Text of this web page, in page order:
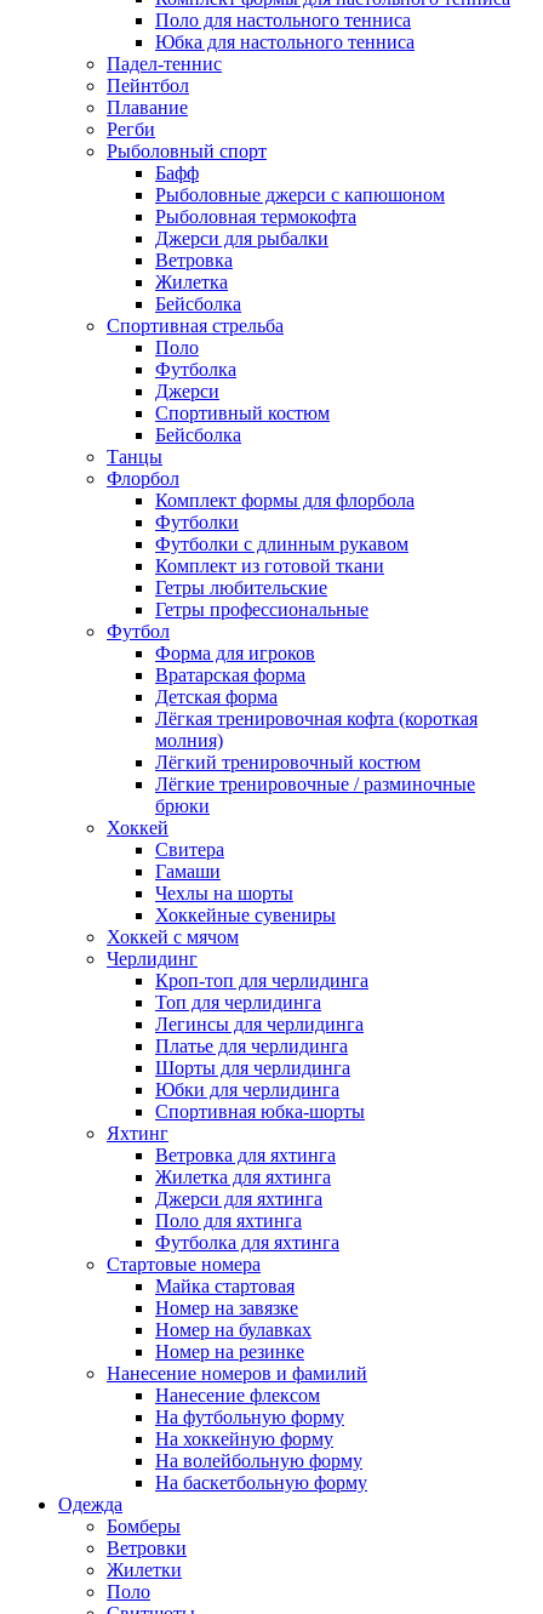
Поло для настольного тенниса
Юбка для настольного тенниса
Падел-теннис
Пейнтбол
Плавание
Регби
Рыболовный спорт
Бафф
Рыболовные джерси с капюшоном
Рыболовная термокофта
Джерси для рыбалки
Ветровка
Жилетка
Бейсболка
Спортивная стрельба
Поло
Футболка
Джерси
Спортивный костюм
Бейсболка
Танцы
Флорбол
Комплект формы для флорбола
Футболки
Футболки с длинным рукавом
Комплект из готовой ткани
Гетры любительские
Гетры профессиональные
Футбол
Форма для игроков
Вратарская форма
Детская форма
Лёгкая тренировочная кофта (короткая
молния)
Лёгкий тренировочный костюм
Лёгкие тренировочные / разминочные
брюки
Хоккей
Свитера
Гамаши
Чехлы на шорты
Хоккейные сувениры
Хоккей с мячом
Черлидинг
Кроп-топ для черлидинга
Топ для черлидинга
Легинсы для черлидинга
Платье для черлидинга
Шорты для черлидинга
Юбки для черлидинга
Спортивная юбка-шорты
Яхтинг
Ветровка для яхтинга
Жилетка для яхтинга
Джерси для яхтинга
Поло для яхтинга
Футболка для яхтинга
Стартовые номера
Майка стартовая
Номер на завязке
Номер на булавках
Номер на резинке
Нанесение номеров и фамилий
Нанесение флексом
На футбольную форму
На хоккейную форму
На волейбольную форму
На баскетбольную форму
Одежда
Бомберы
Ветровки
Жилетки
Поло